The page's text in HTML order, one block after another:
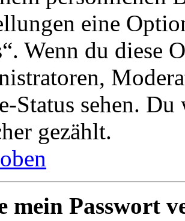
eine
Wenn du diese
Status sehen.
gezählt.
mein Passwort